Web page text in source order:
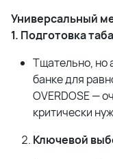
Универсальный
1. Подготовка
Тщательно, но
банке для
OVERDOSE —
критически
Ключевой